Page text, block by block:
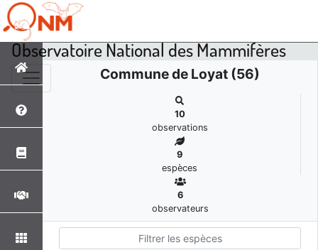
Observatoire National des Mammifères
Commune de Loyat (56)
10
observations
9
espèces
6
observateurs